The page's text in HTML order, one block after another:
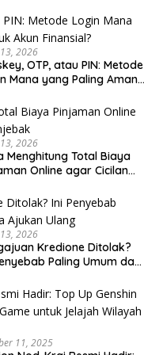
2026
OTP, atau PIN: Metode
Mana yang Paling Aman
2026
Menghitung Total Biaya
Online agar Cicilan
2026
Kredione Ditolak?
Paling Umum dan
11, 2025